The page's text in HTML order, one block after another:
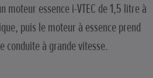
moteur essence i-VTEC de 1,5 litre à
puis le moteur à essence prend
conduite à grande vitesse.